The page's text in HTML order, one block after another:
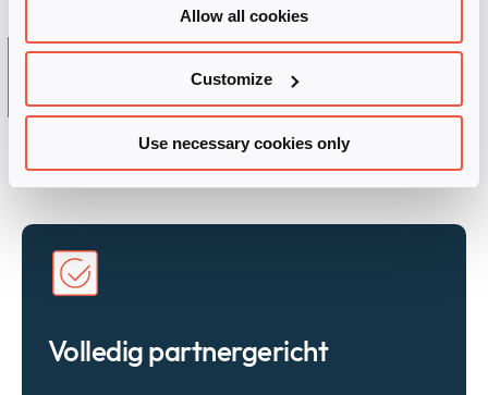
Allow all cookies
Customize
Use necessary cookies only
Belangrijke voordelen als
partner van Ivanti
Met Ivanti als partner kun je:
Volledig partnergericht